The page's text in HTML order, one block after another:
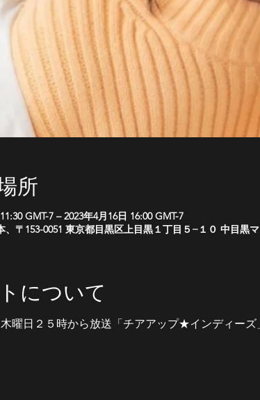
所
GMT-7 – 2023年4月16日 16:00 GMT-7
、〒153-0051 東京都目黒区上目黒１丁目５−１０ 中目黒
について
曜日２５時から放送「チアアップ★インディーズ